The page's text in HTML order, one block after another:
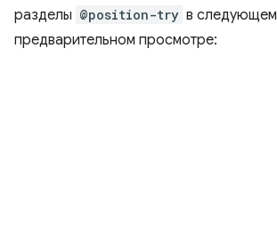
разделы @position-try в следующем
предварительном просмотре: